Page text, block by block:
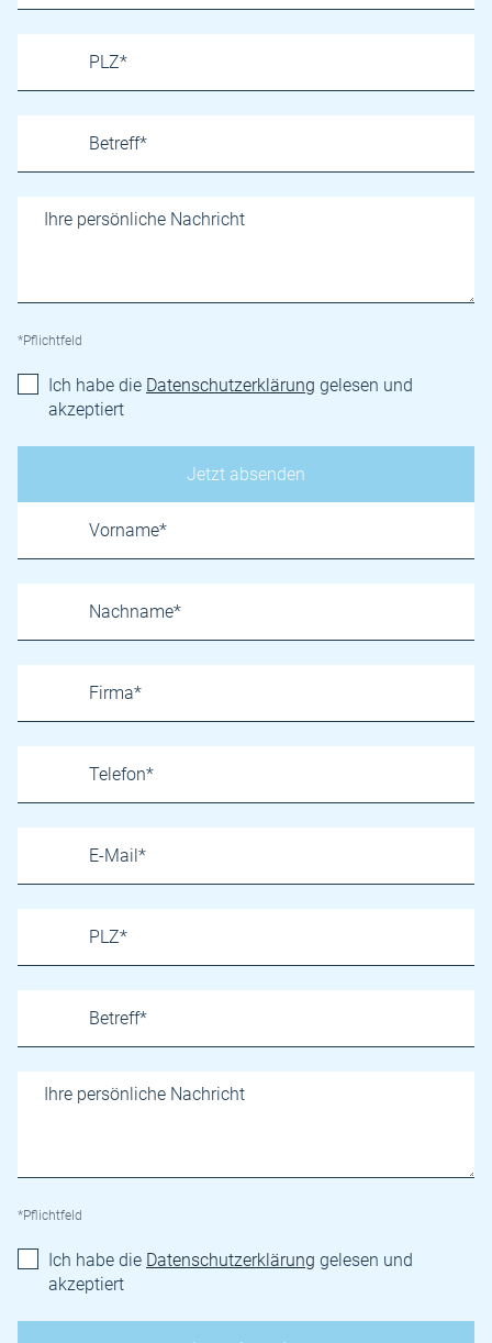
*Pflichtfeld
Ich habe die Datenschutzerklärung gelesen und
akzeptiert
*Pflichtfeld
Ich habe die Datenschutzerklärung gelesen und
akzeptiert